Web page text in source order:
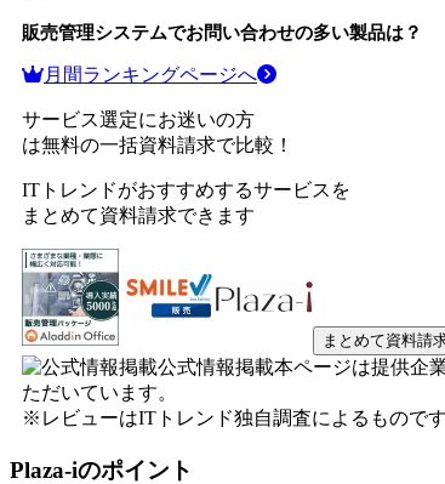
販売管理システムでお問い合わせの多い製品は？
月間ランキングページへ
サービス選定にお迷いの方
は無料の一括資料請求で比較！
ITトレンドがおすすめするサービスを
まとめて資料請求できます
まとめて資料請
公式情報掲載本ページは提供企
ただいています。
※レビューはITトレンド独自調査によるものです
Plaza-iのポイント